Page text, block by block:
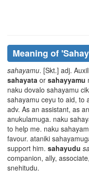
Meaning of
sahayamu. [Skt.] adj.
sahayata or sahayyamu
naku dovalo sahayamu
sahayamu ceyu to aid, to
adv. As an assistant, as
anukulamuga. naku
to help me. naku
favour. ataniki
support him. sahayudu
companion, ally,
snehitudu.